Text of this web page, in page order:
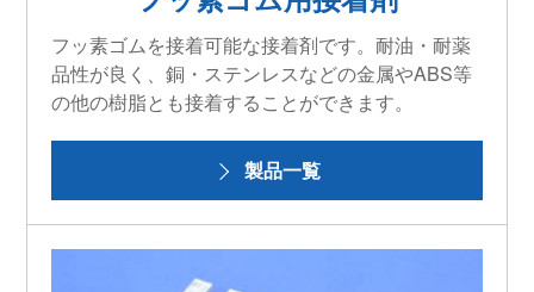
フッ素ゴムを接着可能な接着剤です。耐油・耐薬
品性が良く、銅・ステンレスなどの金属やABS等
の他の樹脂とも接着することができます。
製品一覧